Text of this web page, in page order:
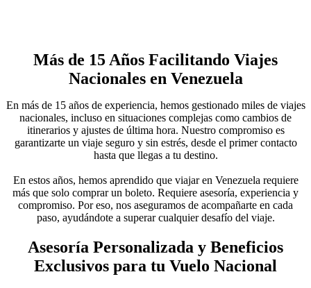
Más de 15 Años Facilitando Viajes
Nacionales en Venezuela
En más de 15 años de experiencia, hemos gestionado miles de viajes
nacionales, incluso en situaciones complejas como cambios de
itinerarios y ajustes de última hora. Nuestro compromiso es
garantizarte un viaje seguro y sin estrés, desde el primer contacto
hasta que llegas a tu destino.
En estos años, hemos aprendido que viajar en Venezuela requiere
más que solo comprar un boleto. Requiere asesoría, experiencia y
compromiso. Por eso, nos aseguramos de acompañarte en cada
paso, ayudándote a superar cualquier desafío del viaje.
Asesoría Personalizada y Beneficios
Exclusivos para tu Vuelo Nacional